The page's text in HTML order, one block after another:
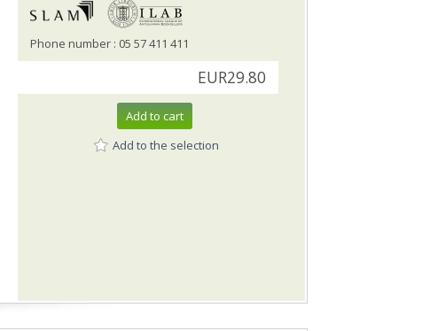
Phone number : 05 57 411 411
EUR29.80
Add to cart
Add to the selection